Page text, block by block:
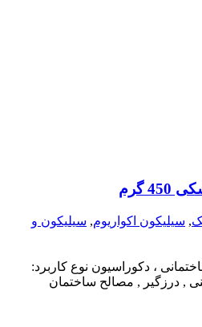
, سیلیکون اکواریوم, سیلیکون و
، دکوراسیون نوع کاربرد:
, درزگیر , مصالح ساختمان